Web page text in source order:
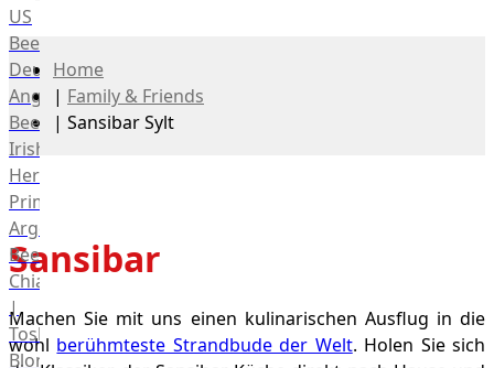
US
Beef
Deutsches
Angus
Beef
Irish
Hereford
Prime
Argentina
Beef
Chianina
|
Toskana
Blonda
Home
| Family & Friends
| Sansibar Sylt
Sansibar
Machen Sie mit uns einen kulinarischen Ausflug in die
wohl berühmteste Strandbude der Welt. Holen Sie sich